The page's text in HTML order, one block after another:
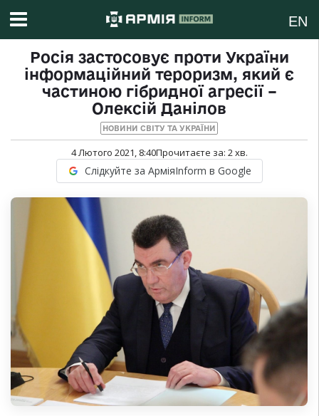
EN
Росія застосовує проти України
інформаційний тероризм, який є
частиною гібридної агресії –
Олексій Данілов
НОВИНИ СВІТУ ТА УКРАЇНИ
4 Лютого 2021, 8:40Прочитаєте за: 2хв.
Слідкуйте за АрміяInform в Google